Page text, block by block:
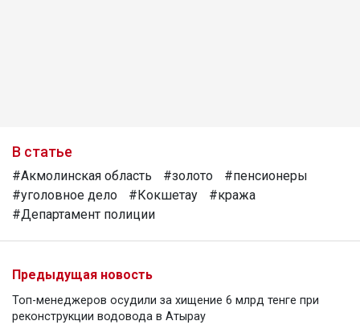
В статье
#Акмолинская область #золото
#пенсионеры
#уголовное дело
#Кокшетау
#кража
#Департамент полиции
Предыдущая новость
Топ-менеджеров осудили за хищение 6 млрд тенге при
реконструкции водовода в Атырау